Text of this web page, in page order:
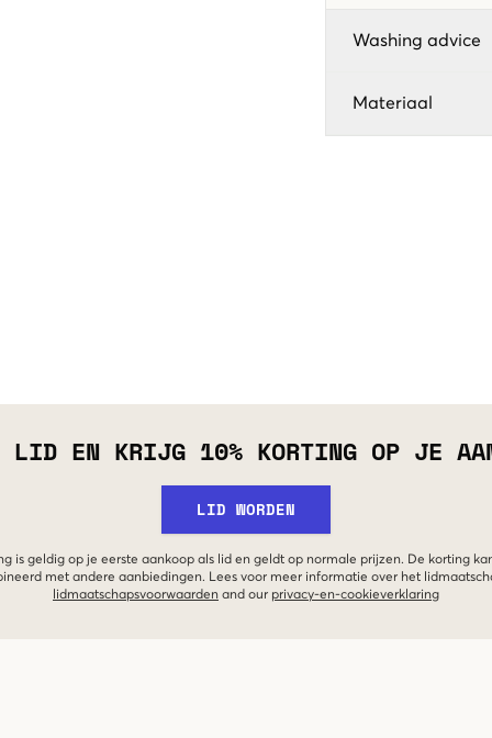
Washing advice
Materiaal
LID EN KRIJG 10% KORTING OP JE
LID WORDEN
is geldig op je eerste aankoop als lid en geldt op normale prijzen. De korting
met andere aanbiedingen. Lees voor meer informatie over het
lidmaatschapsvoorwaarden and our privacy-en-cookieverklaring